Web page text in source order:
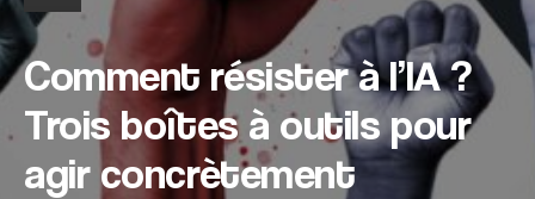
Comment résister à l’IA ?
Trois boîtes à outils pour
agir concrètement